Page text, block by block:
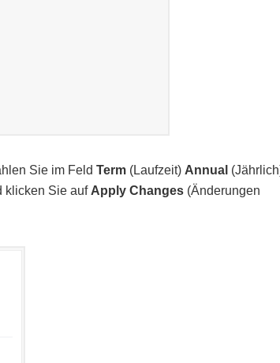
Sie im Feld Term (Laufzeit) Annual
klicken Sie auf Apply Changes (Änderungen